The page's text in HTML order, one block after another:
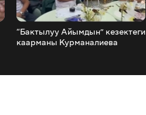
“Бактылуу Айымдын” кезектеги
каарманы Курманалиева